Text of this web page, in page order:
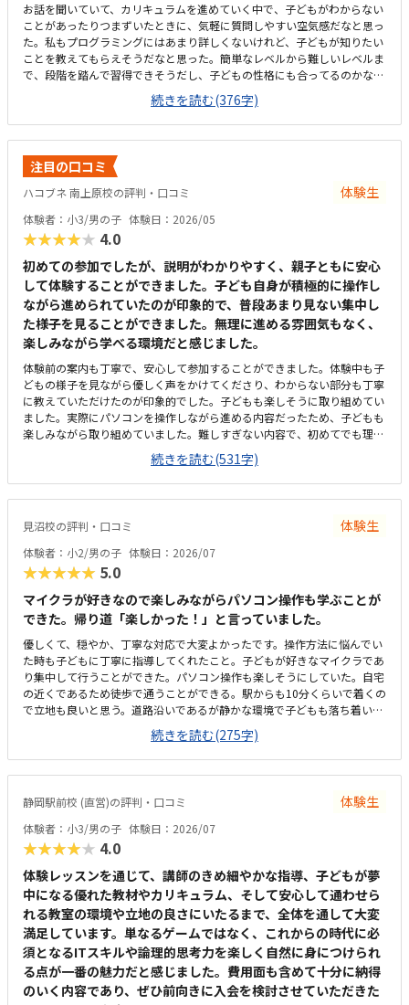
お話を聞いていて、カリキュラムを進めていく中で、子どもがわからない
ことがあったりつまずいたときに、気軽に質問しやすい空気感だなと思っ
た。私もプログラミングにはあまり詳しくないけれど、子どもが知りたい
ことを教えてもらえそうだなと思った。簡単なレベルから難しいレベルま
で、段階を踏んで習得できそうだし、子どもの性格にも合ってるのかなと
思った。近いに越したことはないが、駅前のビルの中にあり、バス一本で
通えるので、許容範囲かなと思った。ロボットを使ったコースと、ロブロ
ックスコースの部屋が壁1枚で分かれていたが、ロボットの方の音量(声
量？)がどのくらいになるか後から気になったが、聞き忘れてしまった。
他の習い事と比べると少し高い。込み込みで月謝が1万円くらいだと嬉し
い。月に3回ということについては不満はない。同上。子どもが、教材が
使いやすそうと言っていた。
続きを読む(376字)
注目の口コミ
ハコブネ 南上原校の評判・口コミ 体験生
体験者：小3/男の子 体験日：2026/05
★★★★★ 4.0
初めての参加でしたが、説明がわかりやすく、親子ともに安心
して体験することができました。子ども自身が積極的に操作し
ながら進められていたのが印象的で、普段あまり見ない集中し
た様子を見ることができました。無理に進める雰囲気もなく、
楽しみながら学べる環境だと感じました。
体験前の案内も丁寧で、安心して参加することができました。体験中も子
どもの様子を見ながら優しく声をかけてくださり、わからない部分も丁寧
に教えていただけたのが印象的でした。子どもも楽しそうに取り組めてい
ました。実際にパソコンを操作しながら進める内容だったため、子どもも
楽しみながら取り組めていました。難しすぎない内容で、初めてでも理解
しやすいよう工夫されていると感じました。体験教室は実際に通う教室と
は別会場でしたが、アクセスはわかりやすかったです。近隣の駐車場から
少し歩きましたが、そこまで距離は気になりませんでした。体験会場はお
しゃれなカフェの雰囲気で、落ち着いて過ごせる空間でした。清潔感があ
り、子どももリラックスして参加できていたと思います。内容を考えると
納得感はありましたが、普段通っている他の習い事と比較すると、やはり
少し高めには感じました。ただ、少人数でしっかり見てもらえる点や、実
際に手を動かして学べる内容には魅力を感じました。スタッフの方が終始
丁寧に対応してくださり、安心して体験に参加できました。教室として大
切にしている考え方や方針についてのお話にも共感できたのが印象的でし
た。子どもも途中で飽きることなく、最後まで楽しそうに取り組んでいま
続きを読む(531字)
見沼校の評判・口コミ 体験生
体験者：小2/男の子 体験日：2026/07
★★★★★ 5.0
マイクラが好きなので楽しみながらパソコン操作も学ぶことが
できた。帰り道「楽しかった！」と言っていました。
優しくて、穏やか、丁寧な対応で大変よかったです。操作方法に悩んでい
た時も子どもに丁寧に指導してくれたこと。子どもが好きなマイクラであ
り集中して行うことができた。パソコン操作も楽しそうにしていた。自宅
の近くであるため徒歩で通うことができる。駅からも10分くらいで着くの
で立地も良いと思う。道路沿いであるが静かな環境で子どもも落ち着いて
集中して授業を受けることができた。プログラミングは高いイメージです
が、月2回ということもあり、お手頃に通いやすい金額であると思った。
子どもが発言したことを肯定する姿勢で関わってくれたこと。先生が優し
くて穏やかであった。
続きを読む(275字)
静岡駅前校 (直営)の評判・口コミ 体験生
体験者：小3/男の子 体験日：2026/07
★★★★★ 4.0
体験レッスンを通じて、講師のきめ細やかな指導、子どもが夢
中になる優れた教材やカリキュラム、そして安心して通わせら
れる教室の環境や立地の良さにいたるまで、全体を通して大変
満足しています。単なるゲームではなく、これからの時代に必
須となるITスキルや論理的思考力を楽しく自然に身につけられ
る点が一番の魅力だと感じました。費用面も含めて十分に納得
のいく内容であり、ぜひ前向きに入会を検討させていただきた